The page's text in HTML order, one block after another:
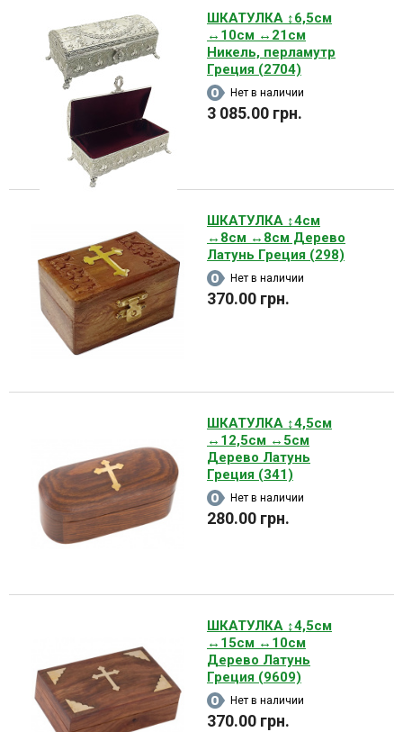
ШКАТУЛКА ↕6,5см
↔10см ↔21см
Никель, перламутр
Греция (2704)
Нет в наличии
3 085.00 грн.
ШКАТУЛКА ↕4см
↔8см ↔8см Дерево
Латунь Греция (298)
Нет в наличии
370.00 грн.
ШКАТУЛКА ↕4,5см
↔12,5см ↔5см
Дерево Латунь
Греция (341)
Нет в наличии
280.00 грн.
ШКАТУЛКА ↕4,5см
↔15см ↔10см
Дерево Латунь
Греция (9609)
Нет в наличии
370.00 грн.